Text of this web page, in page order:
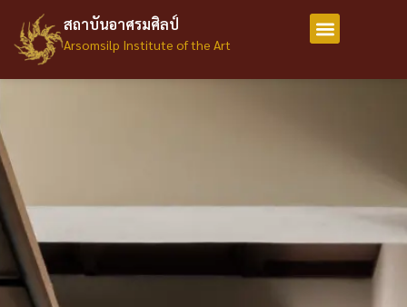
สถาบันอาศรมศิลป์
Arsomsilp Institute of the Art